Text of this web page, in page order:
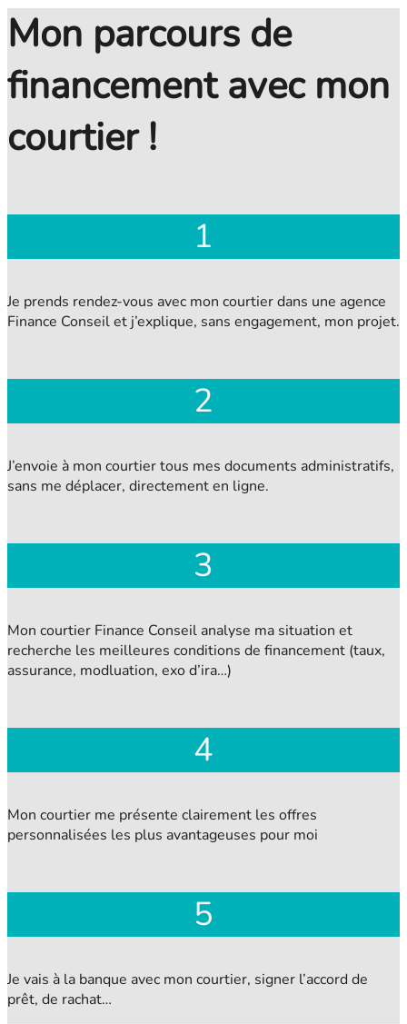
Mon parcours de
financement avec mon
courtier !
1
Je prends rendez-vous avec mon courtier dans une agence
Finance Conseil et j’explique, sans engagement, mon projet.
2
J’envoie à mon courtier tous mes documents administratifs,
sans me déplacer, directement en ligne.
3
Mon courtier Finance Conseil analyse ma situation et
recherche les meilleures conditions de financement (taux,
assurance, modluation, exo d’ira…)
4
Mon courtier me présente clairement les offres
personnalisées les plus avantageuses pour moi
5
Je vais à la banque avec mon courtier, signer l’accord de
prêt, de rachat…